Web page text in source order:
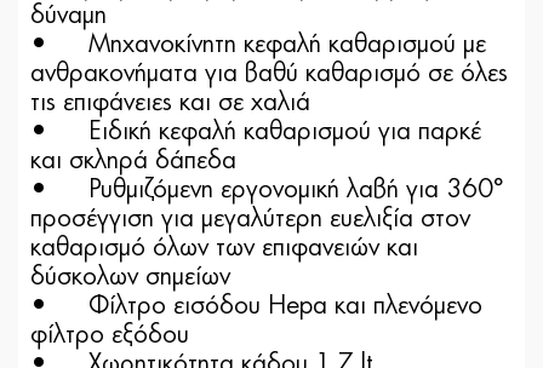
δύναμη
•
Μηχανοκίνητη κεφαλή καθαρισμού με
ανθρακονήματα για βαθύ καθαρισμό σε όλες
τις επιφάνειες και σε χαλιά
•
Ειδική κεφαλή καθαρισμού για παρκέ
και σκληρά δάπεδα
•
Ρυθμιζόμενη εργονομική λαβή για 360°
προσέγγιση για μεγαλύτερη ευελιξία στον
καθαρισμό όλων των επιφανειών και
δύσκολων σημείων
•
Φίλτρο εισόδου Hepa και πλενόμενο
φίλτρο εξόδου